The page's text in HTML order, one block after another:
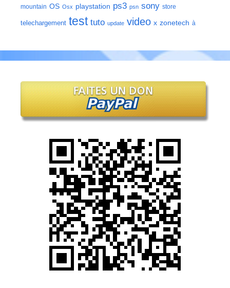
mountain OS Osx playstation ps3 psn sony store
telechargement test tuto update video x zonetech à